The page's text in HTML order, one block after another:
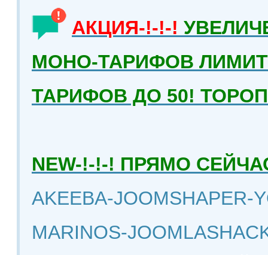
АКЦИЯ-!-!-!
МОНО-ТАРИФОВ
ТАРИФОВ ДО 50!
NEW-!-!-! ПРЯМО
AKEEBA-JOOMSHAPER-
MARINOS-